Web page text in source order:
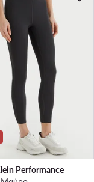
Performance